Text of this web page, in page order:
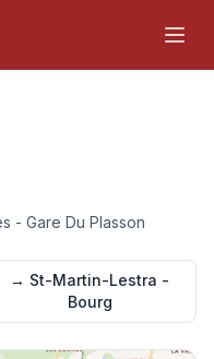
- Gare Du Plasson
→ St-Martin-Lestra -
Bourg